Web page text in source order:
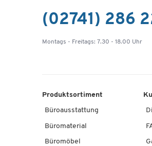
(02741) 286
Montags - Freitags: 7.30 - 18.00 Uhr
Produktsortiment
Büroausstattung
Büromaterial
Büromöbel